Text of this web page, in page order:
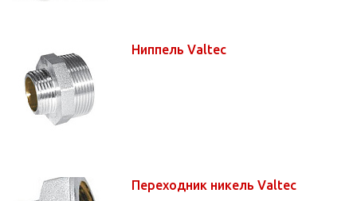
Ниппель Valtec
Переходник никель Valtec